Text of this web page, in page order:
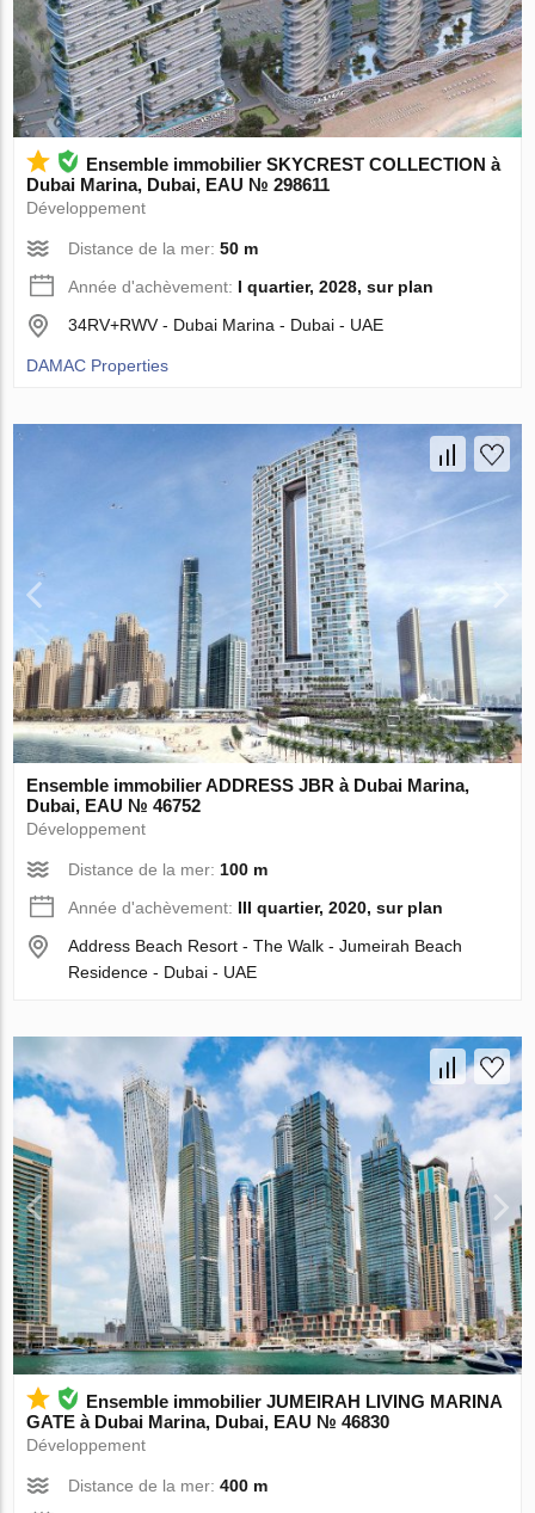
Ensemble immobilier SKYCREST COLLECTION à
Dubai Marina, Dubai, EAU № 298611
Développement
Distance de la mer:50 m
Année d'achèvement: I quartier, 2028, sur plan
34RV+RWV - Dubai Marina - Dubai - UAE
DAMAC Properties
Ensemble immobilier ADDRESS JBR à Dubai Marina,
Dubai, EAU № 46752
Développement
Distance de la mer: 100 m
Année d'achèvement: III quartier, 2020, sur plan
Address Beach Resort - The Walk - Jumeirah Beach
Residence - Dubai - UAE
Ensemble immobilier JUMEIRAH LIVING MARINA
GATE à Dubai Marina, Dubai, EAU № 46830
Développement
Distance de la mer:400 m